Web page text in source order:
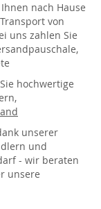
nach Hause
von
uns zahlen Sie
hochwertige
unserer
und
- wir beraten
unsere